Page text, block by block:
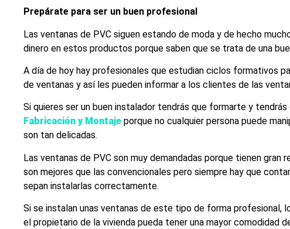
Prepárate para ser un buen profesional
Las ventanas de PVC siguen estando de moda y de hecho
dinero en estos productos porque saben que se trata de una
A día de hoy hay profesionales que estudian ciclos formativos
de ventanas y así les pueden informar a los clientes de las
Si quieres ser un buen instalador tendrás que formarte y tendrás
Fabricación y Montaje porque no cualquier persona puede
son tan delicadas.
Las ventanas de PVC son muy demandadas porque tienen gran
son mejores que las convencionales pero siempre hay que
sepan instalarlas correctamente.
Si se instalan unas ventanas de este tipo de forma profesional,
el propietario de la vivienda pueda tener una mayor comodidad